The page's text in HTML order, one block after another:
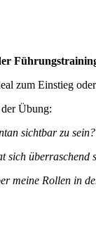
zum Einstieg
Übung:
sichtbar zu sein?
sich überraschend
meine Rollen in